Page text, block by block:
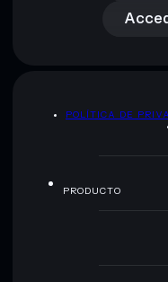
POLÍTICA DE
PRODUCTO